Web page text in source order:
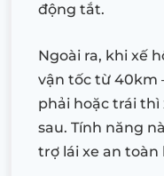
động tắt.
Ngoài ra, khi xế
vận tốc từ 40km
phải hoặc trái thì
sau. Tính năng
trợ lái xe an toàn